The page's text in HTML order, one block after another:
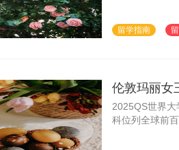
留学指南
伦敦玛丽女
2025QS世界
科位列全球前百